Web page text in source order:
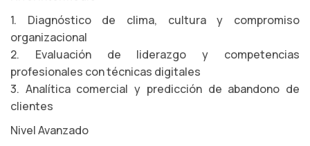
1. Diagnóstico de clima, cultura y compromiso
organizacional
2. Evaluación de liderazgo y competencias
profesionales con técnicas digitales
3. Analítica comercial y predicción de abandono de
clientes
Nivel Avanzado